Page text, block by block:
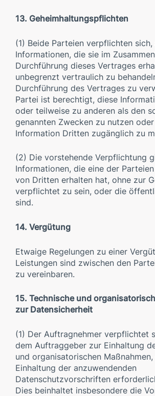
13. Geheimhaltungspflichten
(1) Beide Parteien verpflichten sich,
Informationen, die sie im
Durchführung dieses Vertrages
unbegrenzt vertraulich zu
Durchführung des Vertrages zu
Partei ist berechtigt, diese
oder teilweise zu anderen als den
genannten Zwecken zu nutzen
Information Dritten zugänglich zu
(2) Die vorstehende Verpflichtung
Informationen, die eine der
von Dritten erhalten hat, ohne zur
verpflichtet zu sein, oder die
sind.
14. Vergütung
Etwaige Regelungen zu einer
Leistungen sind zwischen den
zu vereinbaren.
15. Technische und
zur Datensicherheit
(1) Der Auftragnehmer verpflichtet
dem Auftraggeber zur Einhaltung
und organisatorischen
Einhaltung der anzuwendenden
Datenschutzvorschriften
Dies beinhaltet insbesondere die